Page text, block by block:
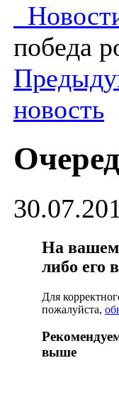
победа
новость
На вашем
либо его
Для
пожалуйста,
выше